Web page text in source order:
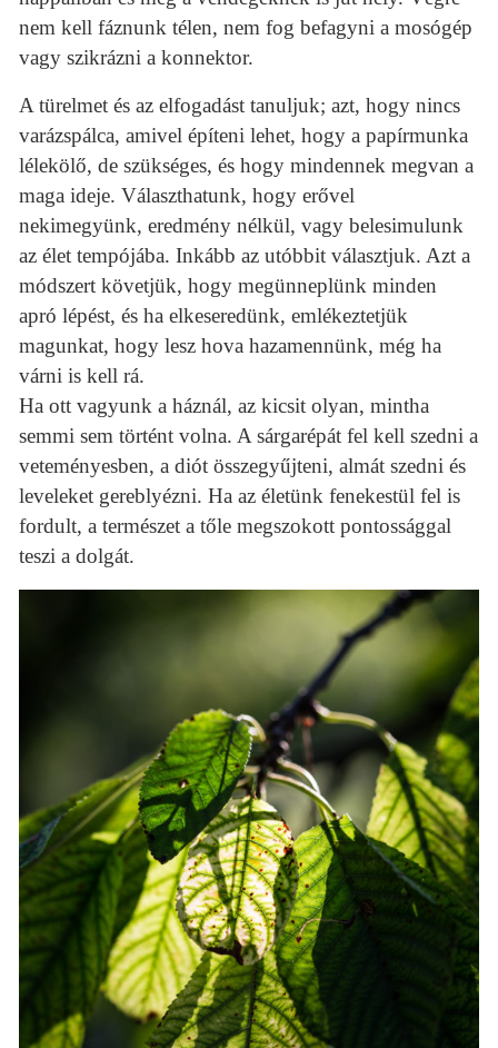
nem kell fáznunk télen, nem fog befagyni a mosógép
vagy szikrázni a konnektor.
A türelmet és az elfogadást tanuljuk; azt, hogy nincs
varázspálca, amivel építeni lehet, hogy a papírmunka
lélekölő, de szükséges, és hogy mindennek megvan a
maga ideje. Választhatunk, hogy erővel
nekimegyünk, eredmény nélkül, vagy belesimulunk
az élet tempójába. Inkább az utóbbit választjuk. Azt a
módszert követjük, hogy megünneplünk minden
apró lépést, és ha elkeseredünk, emlékeztetjük
magunkat, hogy lesz hova hazamennünk, még ha
várni is kell rá.
Ha ott vagyunk a háznál, az kicsit olyan, mintha
semmi sem történt volna. A sárgarépát fel kell szedni a
veteményesben, a diót összegyűjteni, almát szedni és
leveleket gereblyézni. Ha az életünk fenekestül fel is
fordult, a természet a tőle megszokott pontossággal
teszi a dolgát.